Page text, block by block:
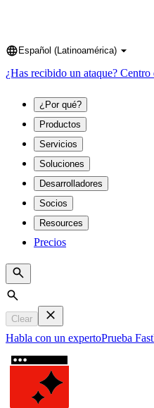
Language
Español (Latinoamérica)
¿Has recibido un ataque? Centro
¿Por qué?
Productos
Servicios
Soluciones
Desarrolladores
Socios
Resources
Precios
Search
Clear
Habla con un expertoPrueba